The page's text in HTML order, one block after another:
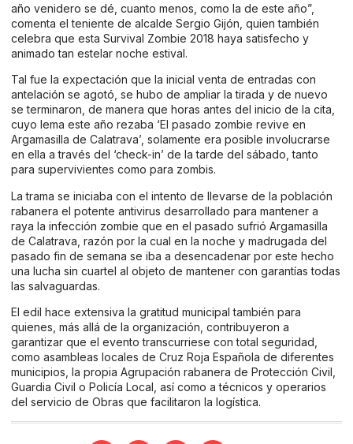
año venidero se dé, cuanto menos, como la de este año”,
comenta el teniente de alcalde Sergio Gijón, quien también
celebra que esta Survival Zombie 2018 haya satisfecho y
animado tan estelar noche estival.
Tal fue la expectación que la inicial venta de entradas con
antelación se agotó, se hubo de ampliar la tirada y de nuevo
se terminaron, de manera que horas antes del inicio de la cita,
cuyo lema este año rezaba ‘El pasado zombie revive en
Argamasilla de Calatrava’, solamente era posible involucrarse
en ella a través del ‘check-in’ de la tarde del sábado, tanto
para supervivientes como para zombis.
La trama se iniciaba con el intento de llevarse de la población
rabanera el potente antivirus desarrollado para mantener a
raya la infección zombie que en el pasado sufrió Argamasilla
de Calatrava, razón por la cual en la noche y madrugada del
pasado fin de semana se iba a desencadenar por este hecho
una lucha sin cuartel al objeto de mantener con garantías todas
las salvaguardas.
El edil hace extensiva la gratitud municipal también para
quienes, más allá de la organización, contribuyeron a
garantizar que el evento transcurriese con total seguridad,
como asambleas locales de Cruz Roja Española de diferentes
municipios, la propia Agrupación rabanera de Protección Civil,
Guardia Civil o Policía Local, así como a técnicos y operarios
del servicio de Obras que facilitaron la logística.